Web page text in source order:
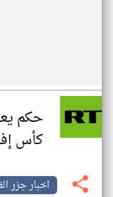
حكم
كأس
اخبار جزر